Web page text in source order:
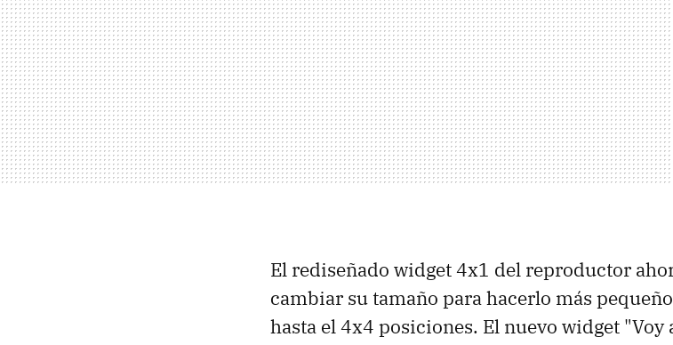
El rediseñado widget 4x1 del reproductor
cambiar su tamaño para hacerlo más
hasta el 4x4 posiciones. El nuevo widget "Voy